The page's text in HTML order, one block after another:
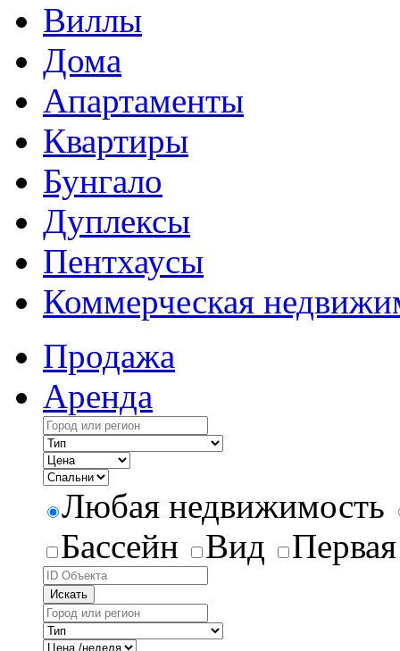
Виллы
Дома
Апартаменты
Квартиры
Бунгало
Дуплексы
Пентхаусы
Коммерческая
Продажа
Аренда
Любая недвижимость
Бассейн
Вид
Искать